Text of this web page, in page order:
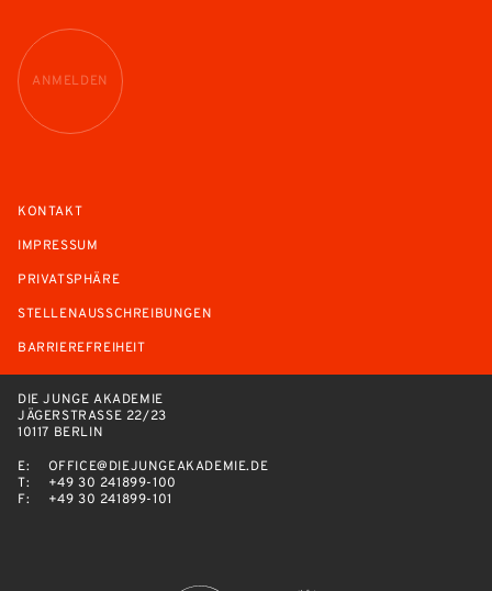
ANMELDEN
KONTAKT
IMPRESSUM
PRIVATSPHÄRE
STELLENAUSSCHREIBUNGEN
BARRIEREFREIHEIT
DIE JUNGE AKADEMIE
JÄGERSTRASSE 22/23
10117 BERLIN
E:
OFFICE@DIEJUNGEAKADEMIE.DE
T:
+49 30 241899-100
F:
+49 30 241899-101